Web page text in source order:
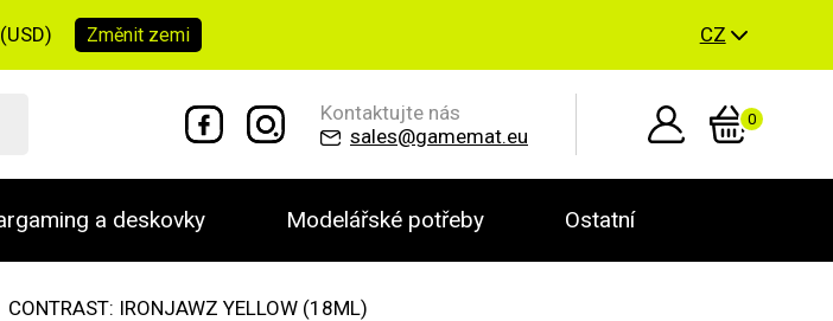
Změnit zemi CZ
Kontaktujte nás
sales@gamemat.eu
0
a deskovky Modelářské potřeby Ostatní
CONTRAST: IRONJAWZ YELLOW (18ML)